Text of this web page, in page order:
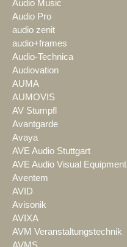
Audio Music
Audio Pro
audio zenit
audio+frames
Audio-Technica
Audiovation
AUMA
AUMOVIS
AV Stumpfl
Avantgarde
Avaya
AVE Audio Stuttgart
AVE Audio Visual Equipment
Aventem
AVID
Avisonik
AVIXA
AVM Veranstaltungstechnik